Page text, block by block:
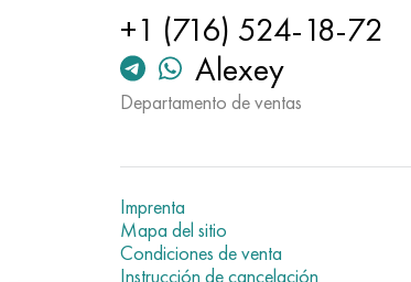
+1 (716) 524-18-72
Alexey
Departamento de ventas
Imprenta
Mapa del sitio
Condiciones de venta
Instrucción de cancelación